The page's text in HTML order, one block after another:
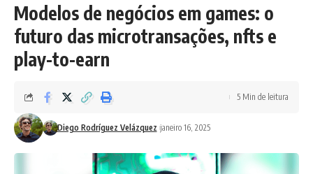
Modelos de negócios em games: o
futuro das microtransações, nfts e
play-to-earn
Diego Rodríguez Velázquez janeiro 16, 2025
5 Min de leitura